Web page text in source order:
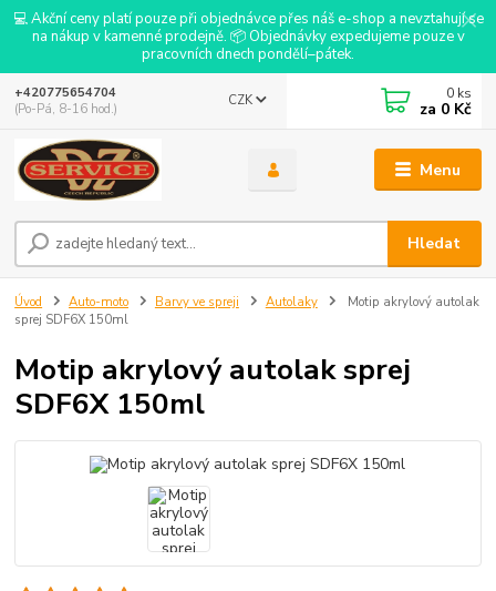
💻 Akční ceny platí pouze při objednávce přes náš e-shop a nevztahují se
na nákup v kamenné prodejně. 📦 Objednávky expedujeme pouze v
pracovních dnech pondělí–pátek.
Menu
CZK
Hledat
+420775654704
(Po-Pá, 8-16 hod.)
0 ks
za 0 Kč
Úvod Auto-moto Barvy ve spreji Autolaky
Motip akrylový autolak
sprej SDF6X 150ml
Motip akrylový autolak sprej
SDF6X 150ml